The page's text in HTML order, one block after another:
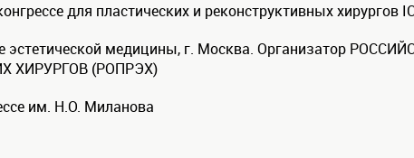
для пластических и реконструктивных хирургов
эстетической медицины, г. Москва. Организатор
ХИРУРГОВ (РОПРЭХ)
им. Н.О. Миланова